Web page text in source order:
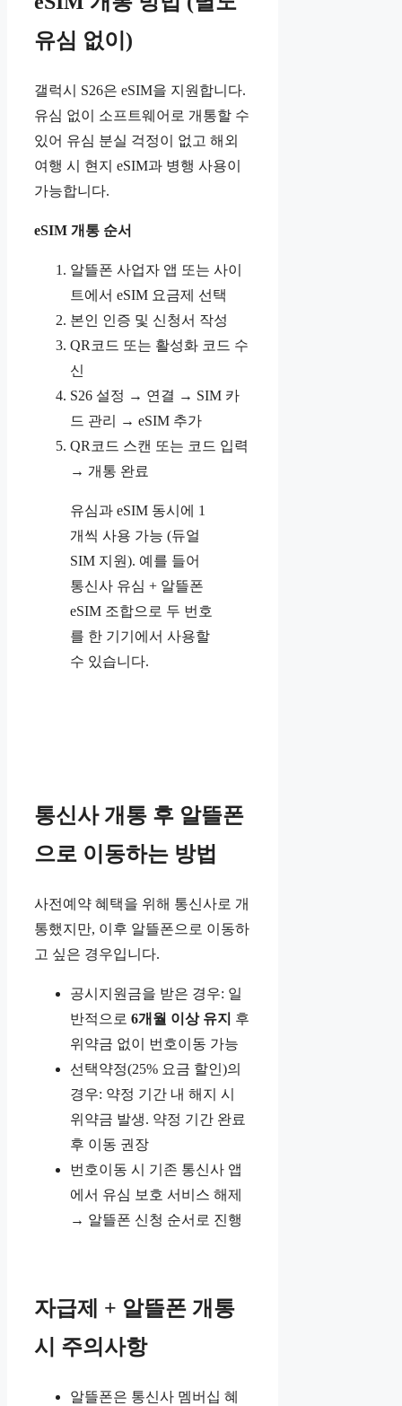
유심 없이)
갤럭시 S26은 eSIM을 지원합니다.
유심 없이 소프트웨어로 개통할 수
있어 유심 분실 걱정이 없고 해외
여행 시 현지 eSIM과 병행 사용이
가능합니다.
eSIM 개통 순서
알뜰폰 사업자 앱 또는 사이
트에서 eSIM 요금제 선택
본인 인증 및 신청서 작성
QR코드 또는 활성화 코드 수
신
S26 설정 → 연결 → SIM 카
드 관리 → eSIM 추가
QR코드 스캔 또는 코드 입력
→ 개통 완료
유심과 eSIM 동시에 1
개씩 사용 가능 (듀얼
SIM 지원). 예를 들어
통신사 유심 + 알뜰폰
eSIM 조합으로 두 번호
를 한 기기에서 사용할
수 있습니다.
통신사 개통 후 알뜰폰
으로 이동하는 방법
사전예약 혜택을 위해 통신사로 개
통했지만, 이후 알뜰폰으로 이동하
고 싶은 경우입니다.
공시지원금을 받은 경우: 일
반적으로 6개월 이상 유지 후
위약금 없이 번호이동 가능
선택약정(25% 요금 할인)의
경우: 약정 기간 내 해지 시
위약금 발생. 약정 기간 완료
후 이동 권장
번호이동 시 기존 통신사 앱
에서 유심 보호 서비스 해제
→ 알뜰폰 신청 순서로 진행
자급제 + 알뜰폰 개통
시 주의사항
알뜰폰은 통신사 멤버십 혜